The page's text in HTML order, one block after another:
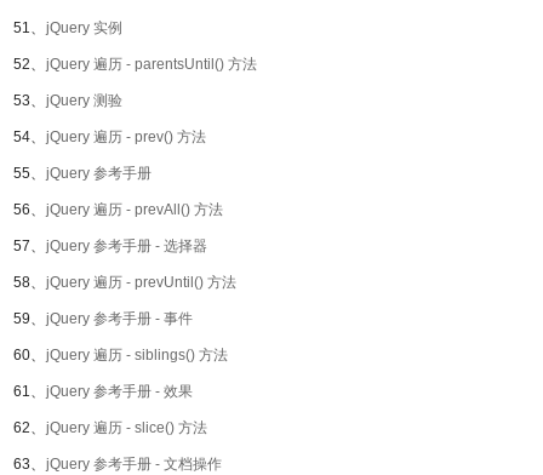
51、 jQuery 实例
52、 jQuery 遍历 - parentsUntil() 方法
53、 jQuery 测验
54、 jQuery 遍历 - prev() 方法
55、 jQuery 参考手册
56、 jQuery 遍历 - prevAll() 方法
57、 jQuery 参考手册 - 选择器
58、 jQuery 遍历 - prevUntil() 方法
59、 jQuery 参考手册 - 事件
60、 jQuery 遍历 - siblings() 方法
61、 jQuery 参考手册 - 效果
62、 jQuery 遍历 - slice() 方法
63、 jQuery 参考手册 - 文档操作